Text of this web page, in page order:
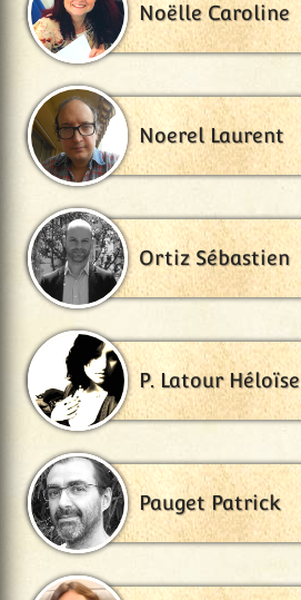
Noëlle Caroline
Noerel Laurent
Ortiz Sébastien
P. Latour Héloïse
Pauget Patrick